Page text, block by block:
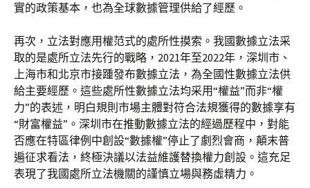
實的政策基本，也為全球數據管理供給了經歷。
再次，立法對應用權范式的處所性摸索。我國數據立法采
取的是處所立法先行的戰略，2021年至2022年，深圳市、
上海市和北京市接踵發布數據立法，為全國性數據立法供
給主要經歷。這些處所性數據立法均采用“權益”而非“權
力”的表述，明白規則市場主體對符合法規獲得的數據享有
“財富權益”。深圳市在推動數據立法的經過歷程中，對能
否應在特區律例中創設“數據權”停止了劇烈會商，顛末普
遍征求看法，終極決議以法益維護替換權力創設。這充足
表現了我國處所立法機關的謹慎立場與務虛精力。